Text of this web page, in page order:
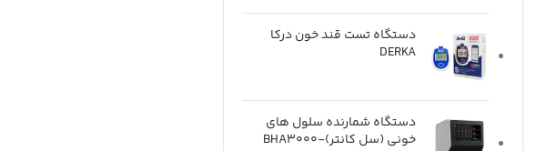
دستگاه تست قند خون درکا
DERKA
دستگاه شمارنده سلول های
خونی (سل کانتر)-BHA3000